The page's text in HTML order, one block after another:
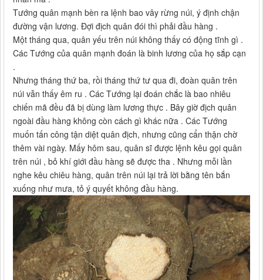
Tướng quân mạnh bèn ra lệnh bao vây rừng núi, ý định chận
đường vận lương. Đợi địch quân đói thì phải đầu hàng .
Một tháng qua, quân yếu trên núi không thấy có động tĩnh gì .
Các Tướng của quân mạnh đoán là binh lương của họ sắp cạn
.
Nhưng tháng thứ ba, rồi tháng thứ tư qua đi, đoàn quân trên
núi vẫn thấy êm ru . Các Tướng lại đoán chắc là bao nhiêu
chiến mã đều đã bị dùng làm lương thực . Bây giờ địch quân
ngoài đầu hàng không còn cách gì khác nữa . Các Tướng
muốn tấn công tận diệt quân địch, nhưng cũng cẩn thận chờ
thêm vài ngày. Mấy hôm sau, quân sĩ được lệnh kêu gọi quân
trên núi , bỏ khí giới đầu hàng sẽ được tha . Nhưng mỗi lần
nghe kêu chiêu hàng, quân trên núi lại trả lời bằng tên bắn
xuống như mưa, tỏ ý quyết không đầu hàng.